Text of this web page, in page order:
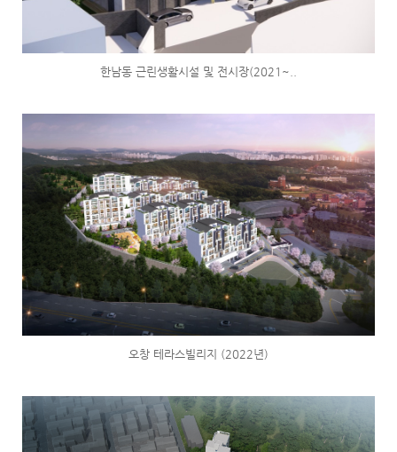
한남동 근린생활시설 및 전시장(2021~..
오창 테라스빌리지 (2022년)